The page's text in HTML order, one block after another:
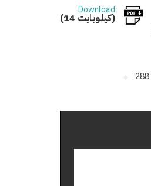
Download
(14 كيلوبايت)
288